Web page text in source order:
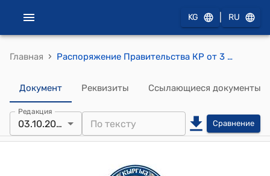
KG RU
Главная › Распоряжение Правительства КР от 3 октября 2018 года № 344-р (О повышении профессионального уровня лиц, занимающих руководящие должности в местных государственных администрациях, территориальных подразделениях государственных органов и органах местного самоуправления Кыргызской Республики)
Документ Реквизиты Ссылающиеся документы
Редакция
03.10.2018 Сравнение